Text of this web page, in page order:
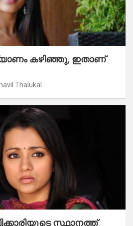
കഴിഞ്ഞു, ഇതാണ്
Thalukal
സ്ഥാനത്ത്